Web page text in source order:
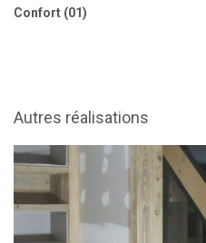
Confort (01)
Autres réalisations